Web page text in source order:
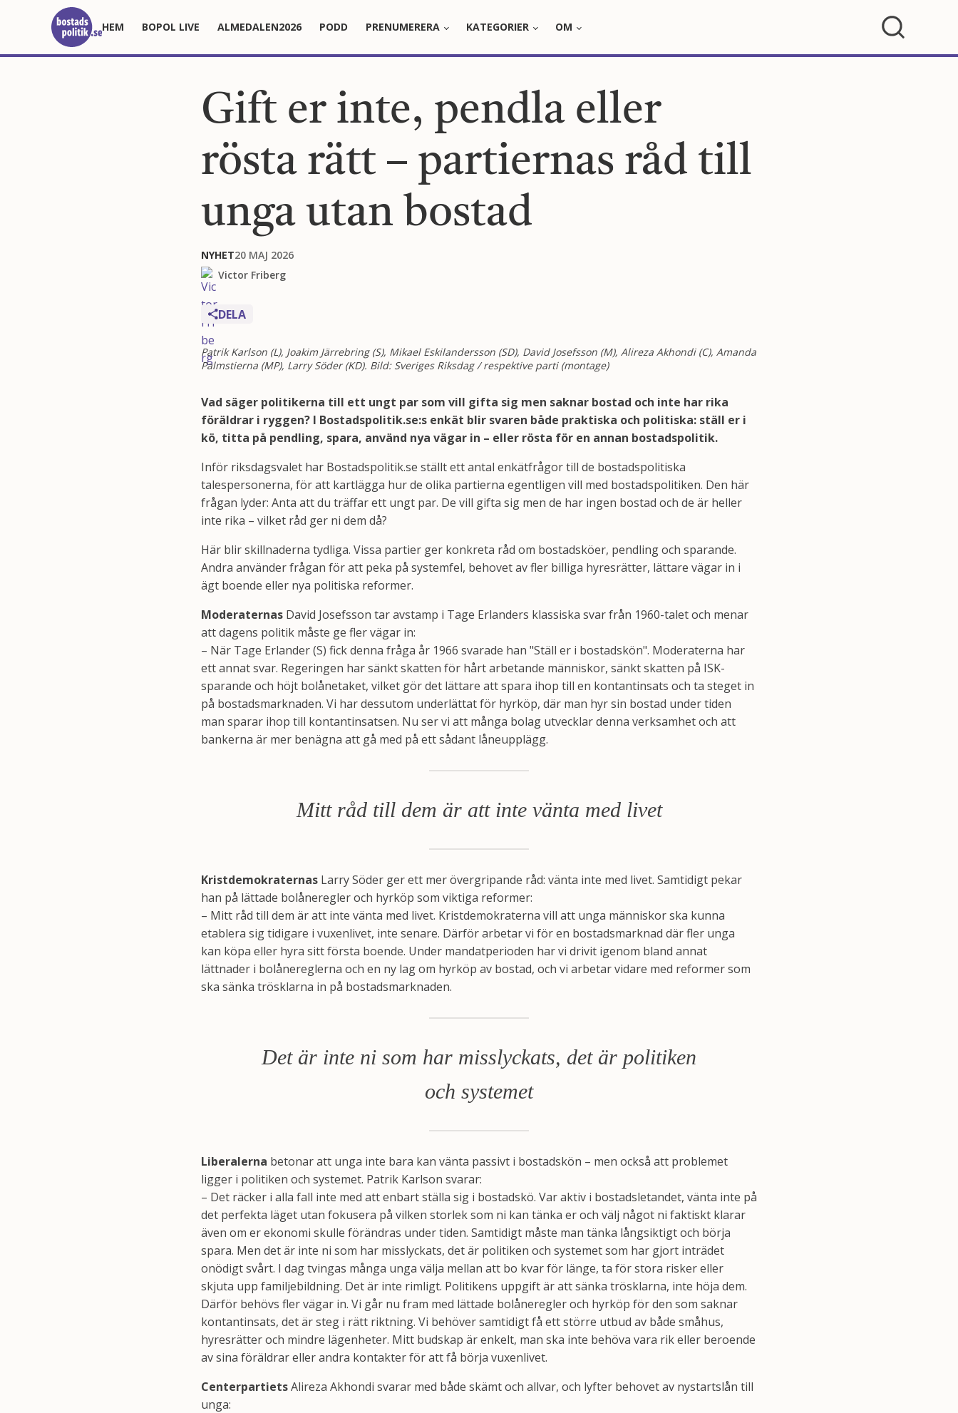
HEM BOPOL LIVE ALMEDALEN2026 PODD PRENUMERERA KATEGORIER OM
Gift er inte, pendla eller
rösta rätt – partiernas råd till
unga utan bostad
NYHET20 MAJ 2026
Victor Friberg
DELA
Patrik Karlson (L), Joakim Järrebring (S), Mikael Eskilandersson (SD), David Josefsson (M), Alireza Akhondi (C), Amanda
Palmstierna (MP), Larry Söder (KD). Bild: Sveriges Riksdag / respektive parti (montage)
Vad säger politikerna till ett ungt par som vill gifta sig men saknar bostad och inte har rika
föräldrar i ryggen? I Bostadspolitik.se:s enkät blir svaren både praktiska och politiska: ställ er i
kö, titta på pendling, spara, använd nya vägar in – eller rösta för en annan bostadspolitik.
Inför riksdagsvalet har Bostadspolitik.se ställt ett antal enkätfrågor till de bostadspolitiska
talespersonerna, för att kartlägga hur de olika partierna egentligen vill med bostadspolitiken. Den här
frågan lyder: Anta att du träffar ett ungt par. De vill gifta sig men de har ingen bostad och de är heller
inte rika – vilket råd ger ni dem då?
Här blir skillnaderna tydliga. Vissa partier ger konkreta råd om bostadsköer, pendling och sparande.
Andra använder frågan för att peka på systemfel, behovet av fler billiga hyresrätter, lättare vägar in i
ägt boende eller nya politiska reformer.
Moderaternas David Josefsson tar avstamp i Tage Erlanders klassiska svar från 1960-talet och menar
att dagens politik måste ge fler vägar in:
– När Tage Erlander (S) fick denna fråga år 1966 svarade han "Ställ er i bostadskön". Moderaterna har
ett annat svar. Regeringen har sänkt skatten för hårt arbetande människor, sänkt skatten på ISK-
sparande och höjt bolånetaket, vilket gör det lättare att spara ihop till en kontantinsats och ta steget in
på bostadsmarknaden. Vi har dessutom underlättat för hyrköp, där man hyr sin bostad under tiden
man sparar ihop till kontantinsatsen. Nu ser vi att många bolag utvecklar denna verksamhet och att
bankerna är mer benägna att gå med på ett sådant låneupplägg.
Mitt råd till dem är att inte vänta med livet
Kristdemokraternas Larry Söder ger ett mer övergripande råd: vänta inte med livet. Samtidigt pekar
han på lättade bolåneregler och hyrköp som viktiga reformer:
– Mitt råd till dem är att inte vänta med livet. Kristdemokraterna vill att unga människor ska kunna
etablera sig tidigare i vuxenlivet, inte senare. Därför arbetar vi för en bostadsmarknad där fler unga
kan köpa eller hyra sitt första boende. Under mandatperioden har vi drivit igenom bland annat
lättnader i bolånereglerna och en ny lag om hyrköp av bostad, och vi arbetar vidare med reformer som
ska sänka trösklarna in på bostadsmarknaden.
Det är inte ni som har misslyckats, det är politiken
och systemet
Liberalerna betonar att unga inte bara kan vänta passivt i bostadskön – men också att problemet
ligger i politiken och systemet. Patrik Karlson svarar:
– Det räcker i alla fall inte med att enbart ställa sig i bostadskö. Var aktiv i bostadsletandet, vänta inte på
det perfekta läget utan fokusera på vilken storlek som ni kan tänka er och välj något ni faktiskt klarar
även om er ekonomi skulle förändras under tiden. Samtidigt måste man tänka långsiktigt och börja
spara. Men det är inte ni som har misslyckats, det är politiken och systemet som har gjort inträdet
onödigt svårt. I dag tvingas många unga välja mellan att bo kvar för länge, ta för stora risker eller
skjuta upp familjebildning. Det är inte rimligt. Politikens uppgift är att sänka trösklarna, inte höja dem.
Därför behövs fler vägar in. Vi går nu fram med lättade bolåneregler och hyrköp för den som saknar
kontantinsats, det är steg i rätt riktning. Vi behöver samtidigt få ett större utbud av både småhus,
hyresrätter och mindre lägenheter. Mitt budskap är enkelt, man ska inte behöva vara rik eller beroende
av sina föräldrar eller andra kontakter för att få börja vuxenlivet.
CenterpartietsAlireza Akhondi svarar med både skämt och allvar, och lyfter behovet av nystartslån till
unga: